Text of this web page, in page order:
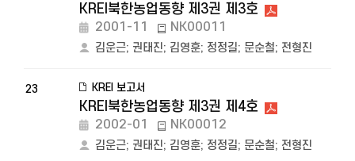
KREI북한농업동향 제3권 제3호
2001-11 NK00011
김운근; 권태진; 김영훈; 정정길; 문순철; 전형진
23 KREI 보고서
KREI북한농업동향 제3권 제4호
2002-01 NK00012
김운근; 권태진; 김영훈; 정정길; 문순철; 전형진